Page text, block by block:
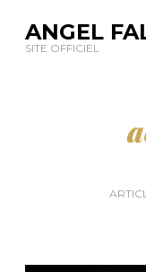
ANGEL
SITE OFFICIEL